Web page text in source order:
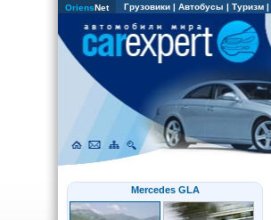
OriensNet Грузовики | Автобусы | Туризм |
Mercedes GLA